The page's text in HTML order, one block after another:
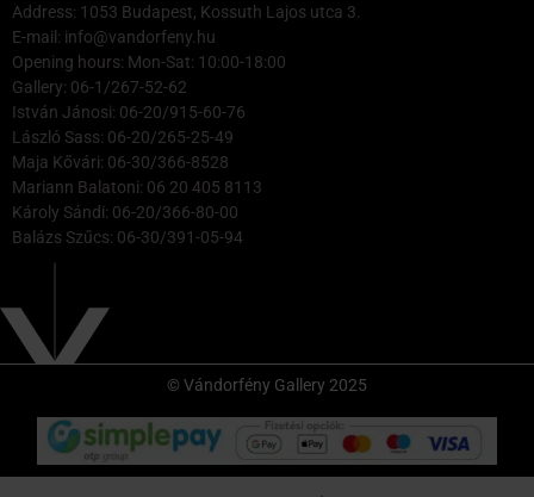
Address: 1053 Budapest, Kossuth Lajos utca 3.
E-mail: info@vandorfeny.hu
Opening hours: Mon-Sat: 10:00-18:00
Gallery: 06-1/267-52-62
István Jánosi: 06-20/915-60-76
László Sass: 06-20/265-25-49
Maja Kővári: 06-30/366-8528
Mariann Balatoni: 06 20 405 8113
Károly Sándi: 06-20/366-80-00
Balázs Szűcs: 06-30/391-05-94
© Vándorfény Gallery 2025